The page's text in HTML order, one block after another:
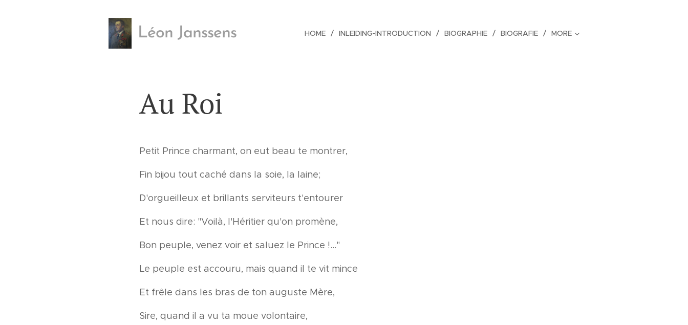
Léon Janssens HOME INLEIDING-INTRODUCTION BIOGRAPHIE BIOGRAFIE MORE
Au Roi
Petit Prince charmant, on eut beau te montrer,
Fin bijou tout caché dans la soie, la laine;
D'orgueilleux et brillants serviteurs t'entourer
Et nous dire: "Voilà, l'Héritier qu'on promène,
Bon peuple, venez voir et saluez le Prince !..."
Le peuple est accouru, mais quand il te vit mince
Et frêle dans les bras de ton auguste Mère,
Sire, quand il a vu ta moue volontaire,